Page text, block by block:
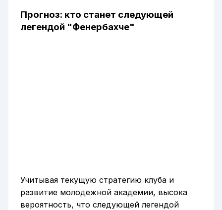
Прогноз: кто станет следующей
легендой "Фенербахче"
Учитывая текущую стратегию клуба и
развитие молодежной академии, высока
вероятность, что следующей легендой